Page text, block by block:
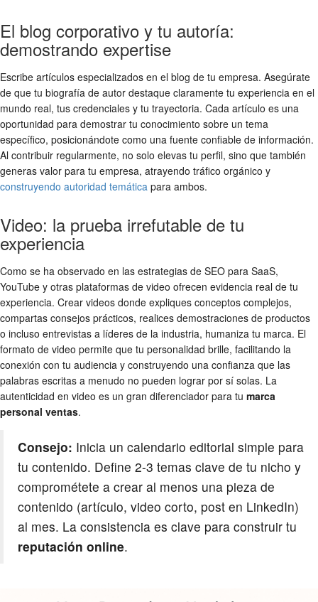
El blog corporativo y tu autoría:
demostrando expertise
Escribe artículos especializados en el blog de tu empresa. Asegúrate
de que tu biografía de autor destaque claramente tu experiencia en el
mundo real, tus credenciales y tu trayectoria. Cada artículo es una
oportunidad para demostrar tu conocimiento sobre un tema
específico, posicionándote como una fuente confiable de información.
Al contribuir regularmente, no solo elevas tu perfil, sino que también
generas valor para tu empresa, atrayendo tráfico orgánico y
construyendo autoridad temática para ambos.
Video: la prueba irrefutable de tu
experiencia
Como se ha observado en las estrategias de SEO para SaaS,
YouTube y otras plataformas de video ofrecen evidencia real de tu
experiencia. Crear videos donde expliques conceptos complejos,
compartas consejos prácticos, realices demostraciones de productos
o incluso entrevistas a líderes de la industria, humaniza tu marca. El
formato de video permite que tu personalidad brille, facilitando la
conexión con tu audiencia y construyendo una confianza que las
palabras escritas a menudo no pueden lograr por sí solas. La
autenticidad en video es un gran diferenciador para tu marca
personal ventas.
Consejo: Inicia un calendario editorial simple para
tu contenido. Define 2-3 temas clave de tu nicho y
comprométete a crear al menos una pieza de
contenido (artículo, video corto, post en LinkedIn)
al mes. La consistencia es clave para construir tu
reputación online.